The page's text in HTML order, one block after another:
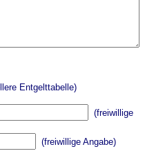
Entgelttabelle)
(freiwillige
(freiwillige Angabe)